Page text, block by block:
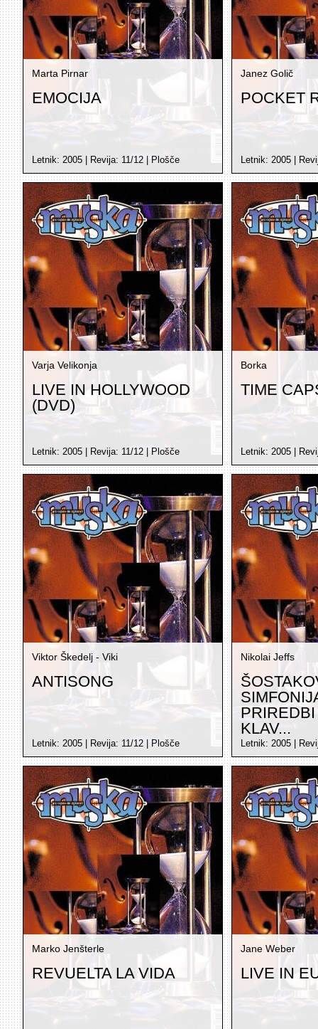
Marta Pirnar
EMOCIJA
Letnik: 2005 | Revija: 11/12 Plošče
Janez Golič
POCKET
Letnik: 2005 |
Varja Velikonja
LIVE IN HOLLYWOOD
(DVD)
Letnik: 2005 | Revija: 11/12 Plošče
Borka
TIME
Letnik: 2005 |
Viktor Škedelj - Viki
ANTISONG
Letnik: 2005 | Revija: 11/12 Plošče
Nikolai Jeffs
KLAV...
Letnik: 2005 |
Marko Jenšterle
REVUELTA LA VIDA
Jane Weber
LIVE IN